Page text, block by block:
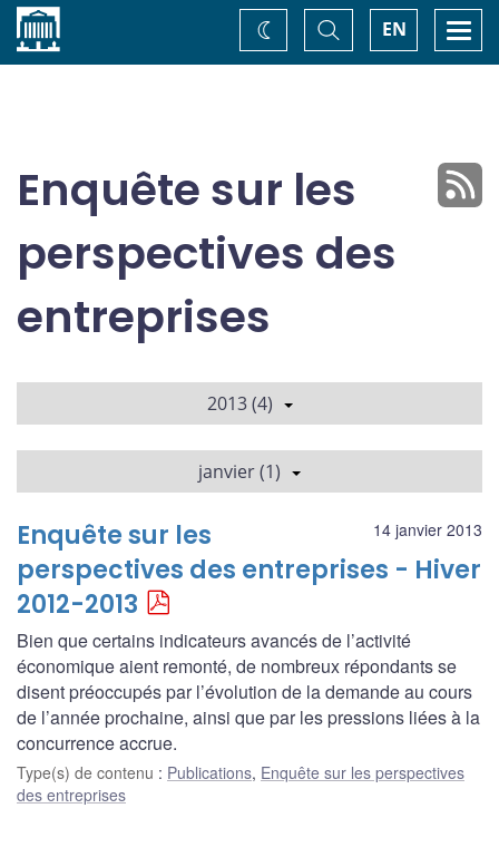
Accueil EN
Basculer
la
recherche
Changez
de
Enquête sur les
perspectives des
entreprises
2013 (4)
janvier (1)
14 janvier 2013
Enquête sur les
perspectives des entreprises - Hiver
2012-2013
Bien que certains indicateurs avancés de l’activité
économique aient remonté, de nombreux répondants se
disent préoccupés par l’évolution de la demande au cours
de l’année prochaine, ainsi que par les pressions liées à la
concurrence accrue.
Type(s) de contenu : Publications, Enquête sur les perspectives
des entreprises